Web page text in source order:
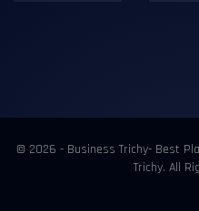
© 2026 - Business Trichy- Best
Trichy. All